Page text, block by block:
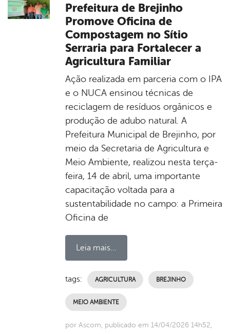
Prefeitura de Brejinho
Promove Oficina de
Compostagem no Sítio
Serraria para Fortalecer a
Agricultura Familiar
Ação realizada em parceria com o IPA
e o NUCA ensinou técnicas de
reciclagem de resíduos orgânicos e
produção de adubo natural. A
Prefeitura Municipal de Brejinho, por
meio da Secretaria de Agricultura e
Meio Ambiente, realizou nesta terça-
feira, 14 de abril, uma importante
capacitação voltada para a
sustentabilidade no campo: a Primeira
Oficina de
Leia mais...
tags: AGRICULTURA BREJINHO
MEIO AMBIENTE
por Ascom, publicado em 14/04/2026 14h52,